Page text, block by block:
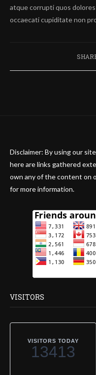
atque corrupti quos
occaecati cupiditate non
Disclaimer: By using our
here are links gathered
own any of the content on
for more information.
VISITORS
VISITORS TODAY
13413